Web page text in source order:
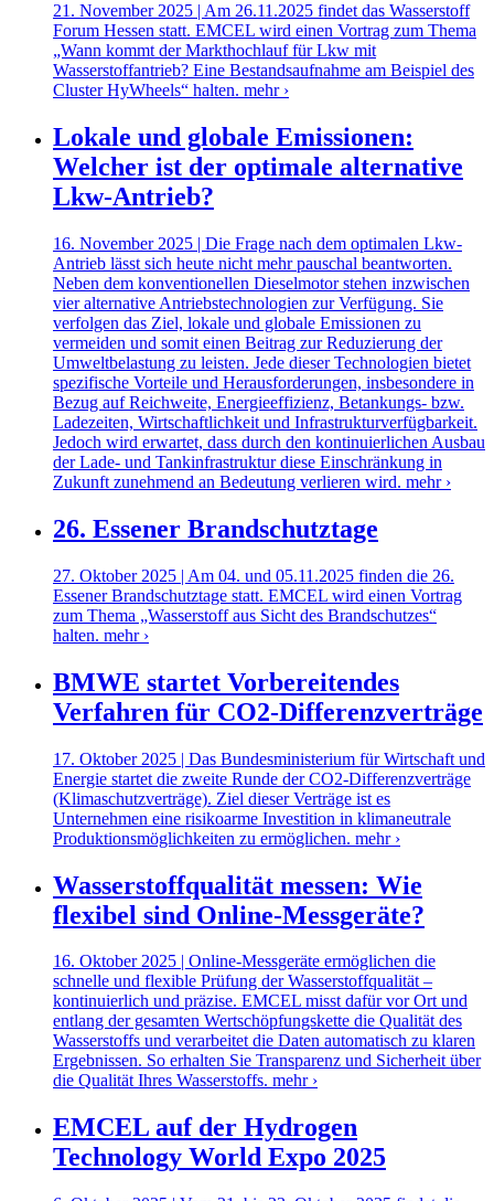
21. November 2025 | Am 26.11.2025 findet das Wasserstoff
Forum Hessen statt. EMCEL wird einen Vortrag zum Thema
„Wann kommt der Markthochlauf für Lkw mit
Wasserstoffantrieb? Eine Bestandsaufnahme am Beispiel des
Cluster HyWheels“ halten. mehr ›
Lokale und globale Emissionen:
Welcher ist der optimale alternative
Lkw-Antrieb?
16. November 2025 | Die Frage nach dem optimalen Lkw-
Antrieb lässt sich heute nicht mehr pauschal beantworten.
Neben dem konventionellen Dieselmotor stehen inzwischen
vier alternative Antriebstechnologien zur Verfügung. Sie
verfolgen das Ziel, lokale und globale Emissionen zu
vermeiden und somit einen Beitrag zur Reduzierung der
Umweltbelastung zu leisten. Jede dieser Technologien bietet
spezifische Vorteile und Herausforderungen, insbesondere in
Bezug auf Reichweite, Energieeffizienz, Betankungs- bzw.
Ladezeiten, Wirtschaftlichkeit und Infrastrukturverfügbarkeit.
Jedoch wird erwartet, dass durch den kontinuierlichen Ausbau
der Lade- und Tankinfrastruktur diese Einschränkung in
Zukunft zunehmend an Bedeutung verlieren wird. mehr ›
26. Essener Brandschutztage
27. Oktober 2025 | Am 04. und 05.11.2025 finden die 26.
Essener Brandschutztage statt. EMCEL wird einen Vortrag
zum Thema „Wasserstoff aus Sicht des Brandschutzes“
halten. mehr ›
BMWE startet Vorbereitendes
Verfahren für CO2-Differenzverträge
17. Oktober 2025 | Das Bundesministerium für Wirtschaft und
Energie startet die zweite Runde der CO2-Differenzverträge
(Klimaschutzverträge). Ziel dieser Verträge ist es
Unternehmen eine risikoarme Investition in klimaneutrale
Produktionsmöglichkeiten zu ermöglichen. mehr ›
Wasserstoffqualität messen: Wie
flexibel sind Online-Messgeräte?
16. Oktober 2025 | Online-Messgeräte ermöglichen die
schnelle und flexible Prüfung der Wasserstoffqualität –
kontinuierlich und präzise. EMCEL misst dafür vor Ort und
entlang der gesamten Wertschöpfungskette die Qualität des
Wasserstoffs und verarbeitet die Daten automatisch zu klaren
Ergebnissen. So erhalten Sie Transparenz und Sicherheit über
die Qualität Ihres Wasserstoffs. mehr ›
EMCEL auf der Hydrogen
Technology World Expo 2025